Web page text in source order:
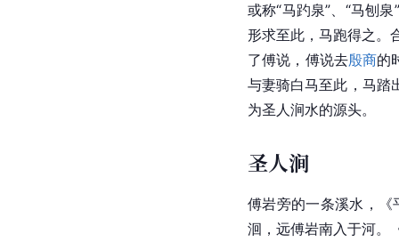
或称“马趵泉”、“马刨泉
形求至此，马跑得之。
了傅说，傅说去殷商的
与妻骑白马至此，马踏
为圣人涧水的源头。
圣人涧
傅岩旁的一条溪水，《
洄，远傅岩南入于河。